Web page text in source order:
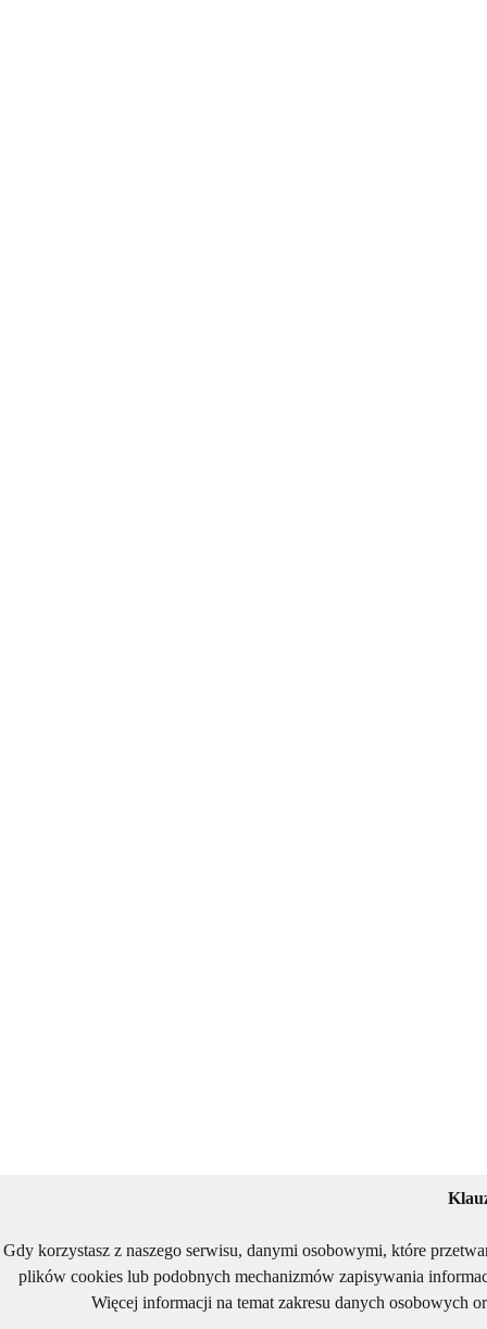
Gdy korzystasz z naszego serwisu, danymi osobowymi, które
plików cookies lub podobnych mechanizmów zapisywania
Więcej informacji na temat zakresu danych osobowych